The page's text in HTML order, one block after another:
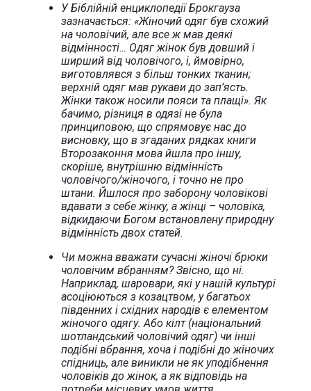
У Біблійній енциклопедії Брокгауза
зазначається: «Жіночий одяг був схожий
на чоловічий, але все ж мав деякі
відмінності… Одяг жінок був довший і
ширший від чоловічого, і, ймовірно,
виготовлявся з більш тонких тканин;
верхній одяг мав рукави до зап’ясть.
Жінки також носили пояси та плащі». Як
бачимо, різниця в одязі не була
принциповою, що спрямовує нас до
висновку, що в згаданих рядках книги
Второзаконня мова йшла про іншу,
скоріше, внутрішню відмінність
чоловічого/жіночого, і точно не про
штани. Йшлося про заборону чоловікові
вдавати з себе жінку, а жінці – чоловіка,
відкидаючи Богом встановлену природну
відмінність двох статей.
Чи можна вважати сучасні жіночі брюки
чоловічим вбранням? Звісно, що ні.
Наприклад, шаровари, які у нашій культурі
асоціюються з козацтвом, у багатьох
південних і східних народів є елементом
жіночого одягу. Або кілт (національний
шотландський чоловічий одяг) чи інші
подібні вбрання, хоча і подібні до жіночих
спідниць, але виникли не як уподібнення
чоловіків до жінок, а як відповідь на